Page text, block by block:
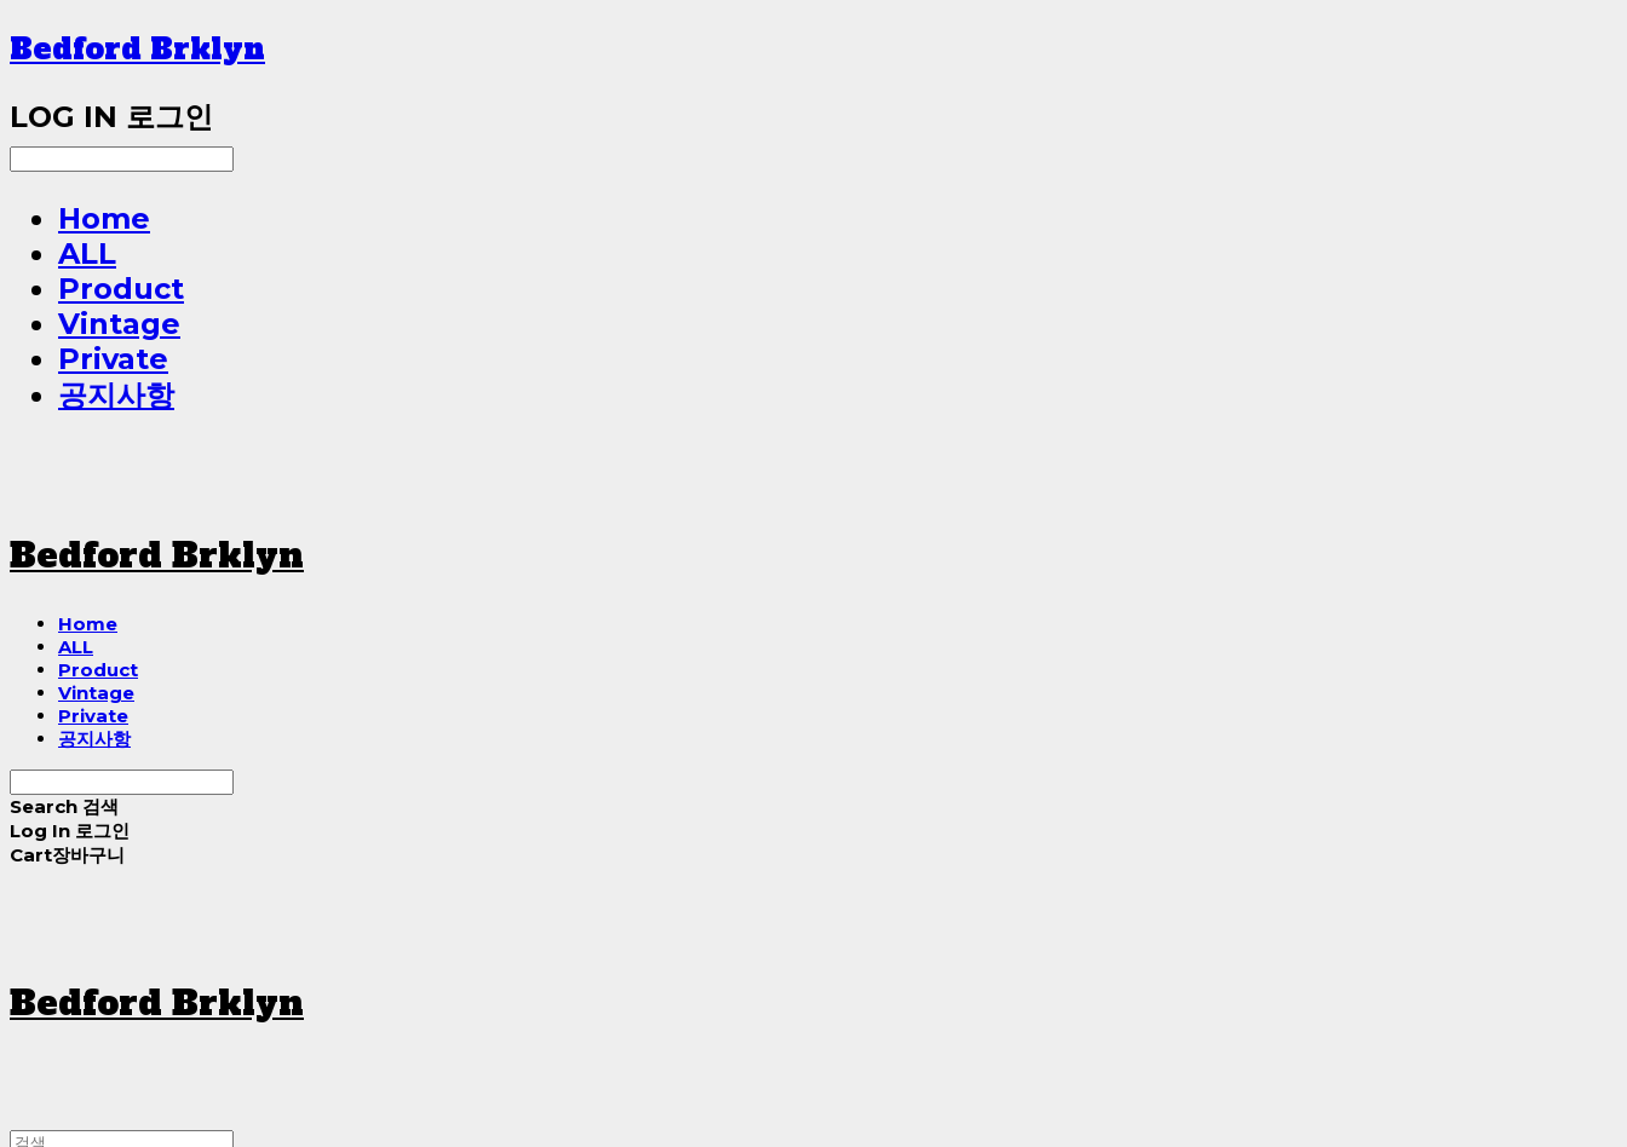
Bedford Brklyn
LOG IN 로그인
Home
ALL
Product
Vintage
Private
공지사항
Bedford Brklyn
Home
ALL
Product
Vintage
Private
공지사항
Search 검색
Log In 로그인
Cart장바구니
Bedford Brklyn